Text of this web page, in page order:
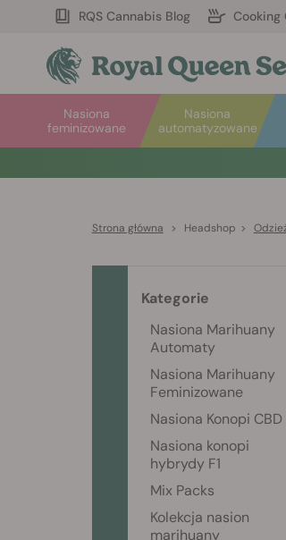
RQS Cannabis Blog Cooking
Nasiona
automatyzowane
Nasiona
feminizowane
Strona główna > Headshop >
Kategorie
Nasiona Marihuany
Automaty
Nasiona Marihuany
Feminizowane
Nasiona Konopi CBD
Nasiona konopi
hybrydy F1
Mix Packs
Kolekcja nasion
marihuany